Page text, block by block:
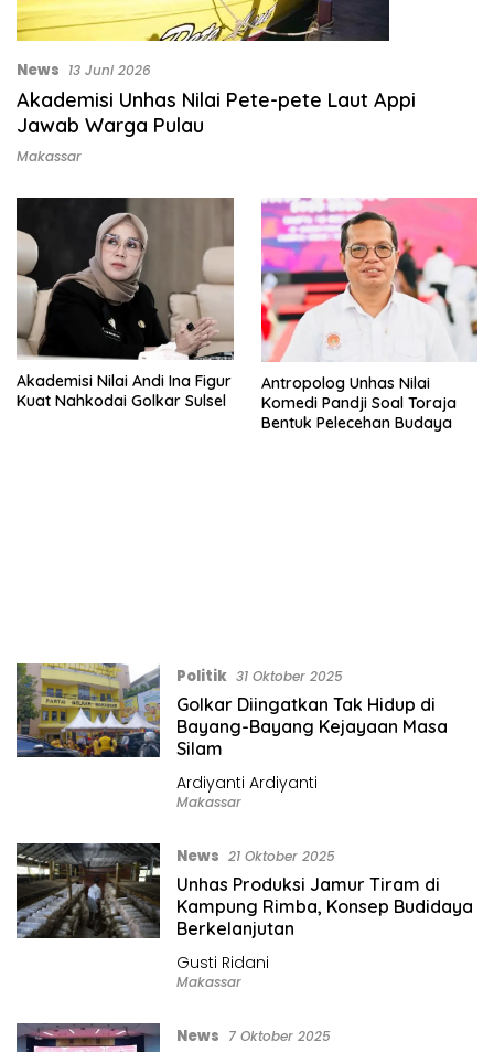
News 13 Juni 2026
Akademisi Unhas Nilai Pete-pete Laut Appi
Jawab Warga Pulau
Makassar
Akademisi Nilai Andi Ina Figur
Kuat Nahkodai Golkar Sulsel
Antropolog Unhas Nilai
Komedi Pandji Soal Toraja
Bentuk Pelecehan Budaya
Politik 31 Oktober 2025
Golkar Diingatkan Tak Hidup di
Bayang-Bayang Kejayaan Masa
Silam
Ardiyanti Ardiyanti
Makassar
News 21 Oktober 2025
Unhas Produksi Jamur Tiram di
Kampung Rimba, Konsep Budidaya
Berkelanjutan
Gusti Ridani
Makassar
News 7 Oktober 2025